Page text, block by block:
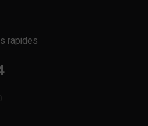
rapides